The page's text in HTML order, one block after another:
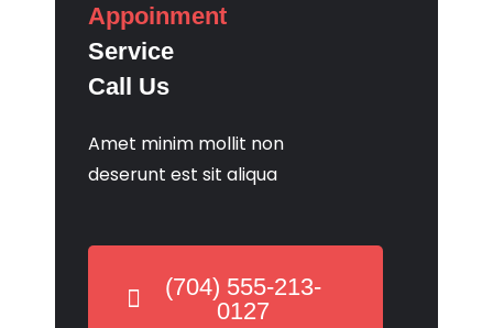
Appoinment
Service
Call Us
Amet minim mollit non
deserunt est sit aliqua
(704) 555-213-
0127